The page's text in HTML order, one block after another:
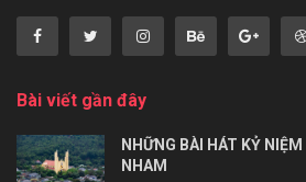
Bài viết gần đây
NHỮNG BÀI HÁT KỶ
NHAM